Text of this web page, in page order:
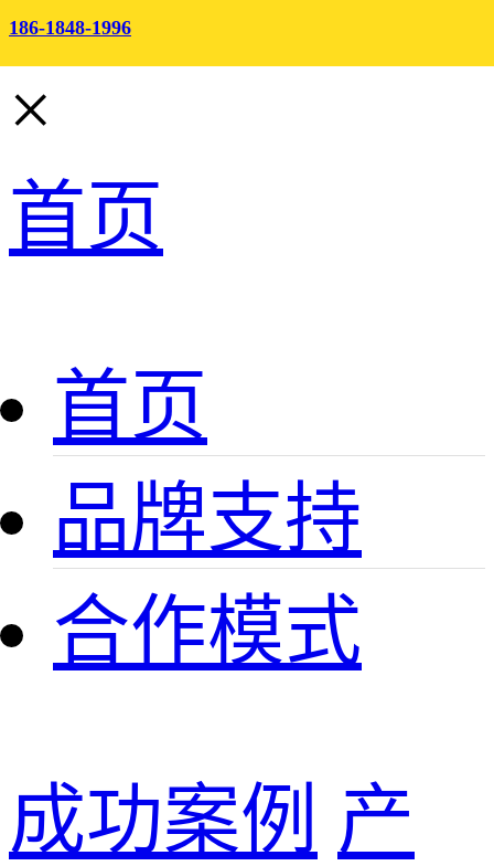
186-1848-1996
×
首页
首页
品牌支持
合作模式
成功案例 产